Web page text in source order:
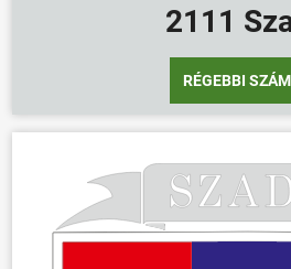
2111
RÉGEBBI